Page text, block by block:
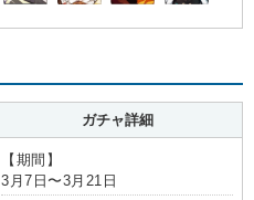
ガチャ詳細
【期間】
3月7日〜3月21日